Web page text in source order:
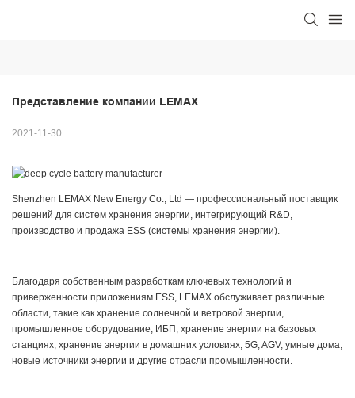
Представление компании LEMAX
2021-11-30
Shenzhen LEMAX New Energy Co., Ltd — профессиональный поставщик
решений для систем хранения энергии, интегрирующий R&D,
производство и продажа ESS (системы хранения энергии).
Благодаря собственным разработкам ключевых технологий и
приверженности приложениям ESS, LEMAX обслуживает различные
области, такие как хранение солнечной и ветровой энергии,
промышленное оборудование, ИБП, хранение энергии на базовых
станциях, хранение энергии в домашних условиях, 5G, AGV, умные дома,
новые источники энергии и другие отрасли промышленности.